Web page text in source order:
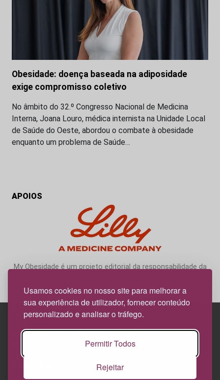
Usamos cookies no nosso site para melhorar a
sua experiência de utilizador, fornecer conteúdo
personalizado e analisar o tráfego.
Permitir Todos
Rejeitar
Obesidade: doença baseada na adiposidade
exige compromisso coletivo
No âmbito do 32.º Congresso Nacional de Medicina
Interna, Joana Louro, médica internista na Unidade Local
de Saúde do Oeste, abordou o combate à obesidade
enquanto um problema de Saúde…
APOIOS
My Obesidade é um projeto editorial da responsabilidade da
Edif. Lisboa Oriente | Av. Infante D. Henrique, n.º 333H, esc.
1800-282 Lisboa | Portugal